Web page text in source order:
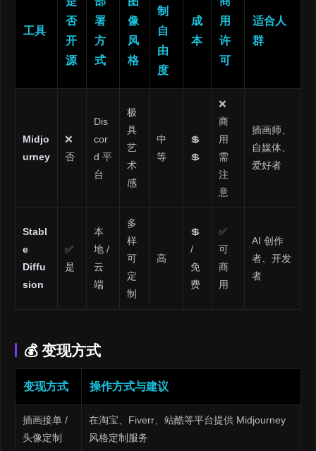
工具
否
开
源
署
方
式
像
风
格
制
自
由
度
成
本
用
许
可
适合人
群
Midjo
urney
❌
否
Dis
cor
d 平
台
极
具
艺
术
感
中
等
💲
💲
❌
商
用
需
注
意
插画师、
自媒体、
爱好者
Stabl
e
Diffu
sion
✅
是
本
地 /
云
端
多
样
可
定
制
高
💲
/
免
费
✅
可
商
用
AI 创作
者、开发
者
💰 变现方式
变现方式 操作方式与建议
插画接单 /
头像定制
在淘宝、Fiverr、站酷等平台提供 Midjourney
风格定制服务